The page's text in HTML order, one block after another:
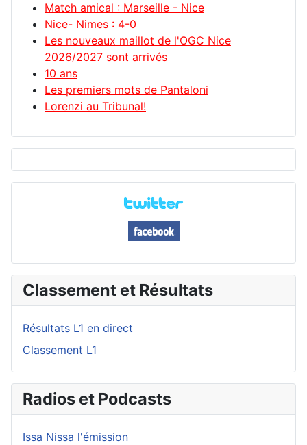
Match amical : Marseille - Nice
Nice- Nimes : 4-0
Les nouveaux maillot de l'OGC Nice
2026/2027 sont arrivés
10 ans
Les premiers mots de Pantaloni
Lorenzi au Tribunal!
Classement et Résultats
Résultats L1 en direct
Classement L1
Radios et Podcasts
Issa Nissa l'émission